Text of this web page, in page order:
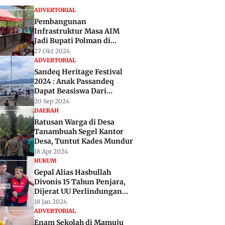
ADVERTORIAL
Pembangunan
Infrastruktur Masa AIM
Jadi Bupati Polman di
Apresiasi
27 Okt 2024
ADVERTORIAL
Sandeq Heritage Festival
2024 : Anak Passandeq
Dapat Beasiswa Dari
Pemprov Sulbar
20 Sep 2024
DAERAH
Ratusan Warga di Desa
Tanambuah Segel Kantor
Desa, Tuntut Kades Mundur
18 Apr 2024
HUKUM
Gepal Alias Hasbullah
Divonis 15 Tahun Penjara,
Dijerat UU Perlindungan
Anak
18 Jan 2024
ADVERTORIAL
Enam Sekolah di Mamuju